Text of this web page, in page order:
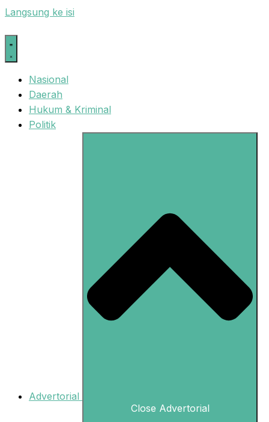
Langsung ke isi
Nasional
Daerah
Hukum & Kriminal
Politik
Advertorial
Close Advertorial